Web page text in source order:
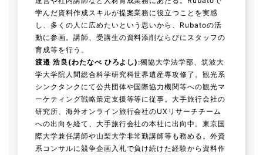
学んだ資料作成スキルが提案業務に役立つことを実感
し、多くの人に広めたいという思いから、Rubatoの活
動に参画。講師、受講生の資料添削ならびにスタッフの
育成等を行う。
渡邉 浩良(わたなべ ひろよし) :獨協大学法学部、筑波大
学大学院人間総合科学研究科世界遺産専攻修了。観光系
シンクタンクにて公共団体や国際協力機関等への観光マ
ーケティング戦略策定支援等等に従事。大手旅行会社の
研究所、海外オンライン旅行会社のUXリサーチチーム
への出向を経て、大手旅行会社の本社に出向中。東京国
際大学兼任講師や山梨大学非常勤講師等も務める。外資
系コンサルに競争企画入札で負け続けた経験から資料作